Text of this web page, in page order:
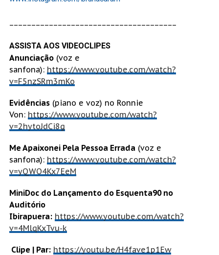
ASSISTA AOS VIDEOCLIPES
Anunciação(voz e
sanfona): https://www.youtube.com/watch?
v=F5nzSRm3mKo
Evidências(piano e voz) no Ronnie
Von: https://www.youtube.com/watch?
v=2hytoJdCi8g
Me Apaixonei Pela Pessoa Errada (voz e
sanfona): https://www.youtube.com/watch?
v=yQWO4Kx7EeM
MiniDoc do Lançamento do Esquenta90 no
Auditório
Ibirapuera: https://www.youtube.com/watch?
v=4MlqKxTvu-k
Clipe | Par: https://youtu.be/H4fave1p1Ew